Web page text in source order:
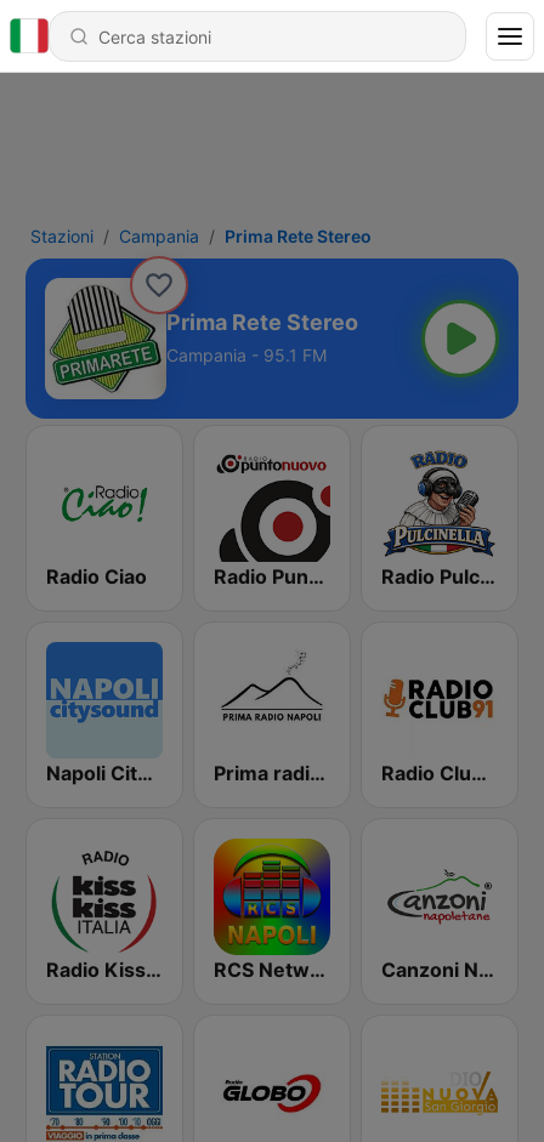
Stazioni Campania Prima Rete Stereo
Prima Rete Stereo
Campania - 95.1 FM
Radio Ciao Radio Punto Nuovo Radio Pulcinella Napoli
Napoli City Sound Prima radio napoli Radio Club 91
Radio Kiss Kiss Italia RCS Network Napoli Canzoni Napoletane